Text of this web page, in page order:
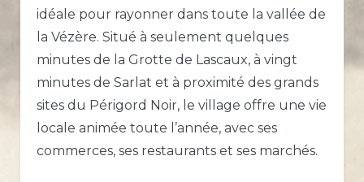
idéale pour rayonner dans toute la vallée de
la Vézère. Situé à seulement quelques
minutes de la Grotte de Lascaux, à vingt
minutes de Sarlat et à proximité des grands
sites du Périgord Noir, le village offre une vie
locale animée toute l’année, avec ses
commerces, ses restaurants et ses marchés.